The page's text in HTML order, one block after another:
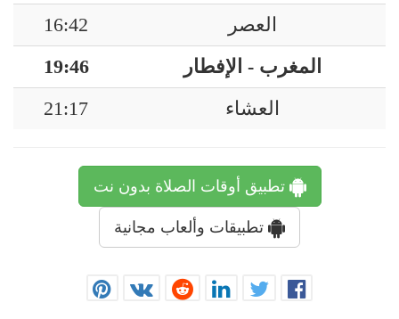
العصر
16:42
المغرب - الإفطار
19:46
العشاء
21:17
تطبيق أوقات الصلاة بدون نت
تطبيقات وألعاب مجانية